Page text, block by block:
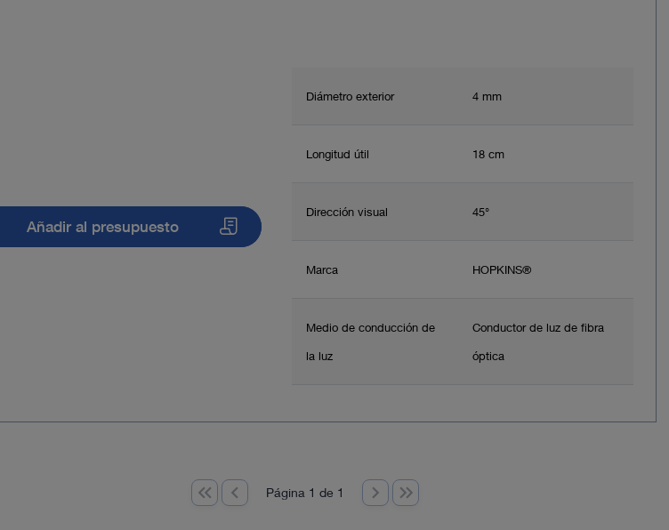
Diámetro exterior 4 mm
Longitud útil 18 cm
Dirección visual 45°
Marca HOPKINS®
Medio de conducción de
la luz
Conductor de luz de fibra
óptica
Añadir al presupuesto
Página 1 de 1